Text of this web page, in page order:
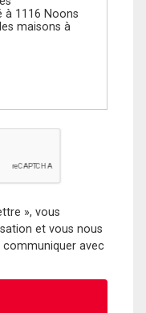
», vous
et vous nous
avec